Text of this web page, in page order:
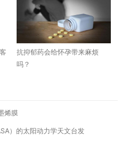
抗抑郁药会给怀孕带来麻烦
吗？
烯膜
）的太阳动力学天文台发